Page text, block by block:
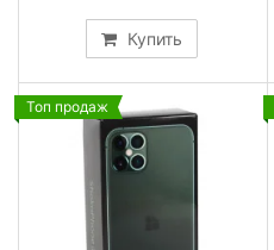
Купить
Топ продаж